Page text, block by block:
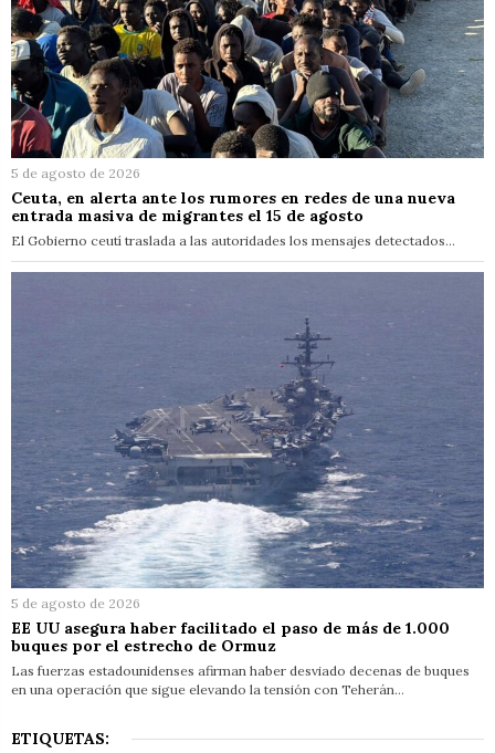
5 de agosto de 2026
Ceuta, en alerta ante los rumores en redes de una nueva
entrada masiva de migrantes el 15 de agosto
El Gobierno ceutí traslada a las autoridades los mensajes detectados…
5 de agosto de 2026
EE UU asegura haber facilitado el paso de más de 1.000
buques por el estrecho de Ormuz
Las fuerzas estadounidenses afirman haber desviado decenas de buques
en una operación que sigue elevando la tensión con Teherán…
ETIQUETAS: